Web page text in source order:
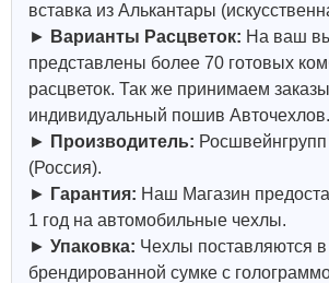
вставка из Алькантары
► Варианты Расцветок: На ваш
представлены более 70 готовых
расцветок. Так же принимаем
индивидуальный пошив Авточехлов.
► Производитель:
(Россия).
► Гарантия: Наш Магазин
1 год на автомобильные чехлы.
► Упаковка: Чехлы поставляются
брендированной сумке с